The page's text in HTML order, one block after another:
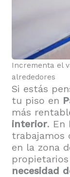
Incrementa el
alrededores
Si estás
tu piso en
más
interior. En
trabajamos
en la zona
necesidad